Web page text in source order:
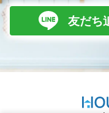
友だち